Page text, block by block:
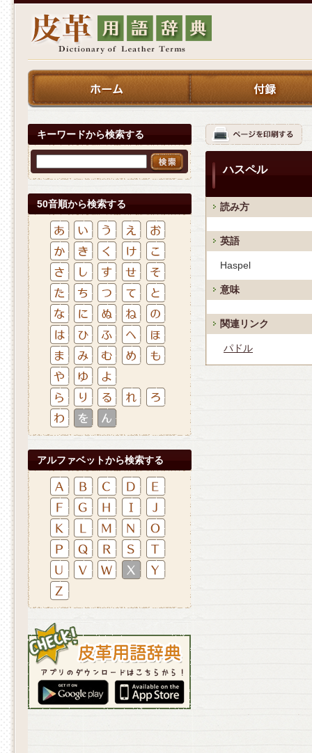
キーワードから検索する
50音順から検索する
アルファベットから検索する
ハスペル
読み方
英語
Haspel
意味
関連リンク
パドル